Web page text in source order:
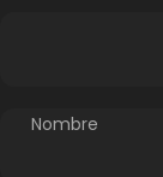
Nombre